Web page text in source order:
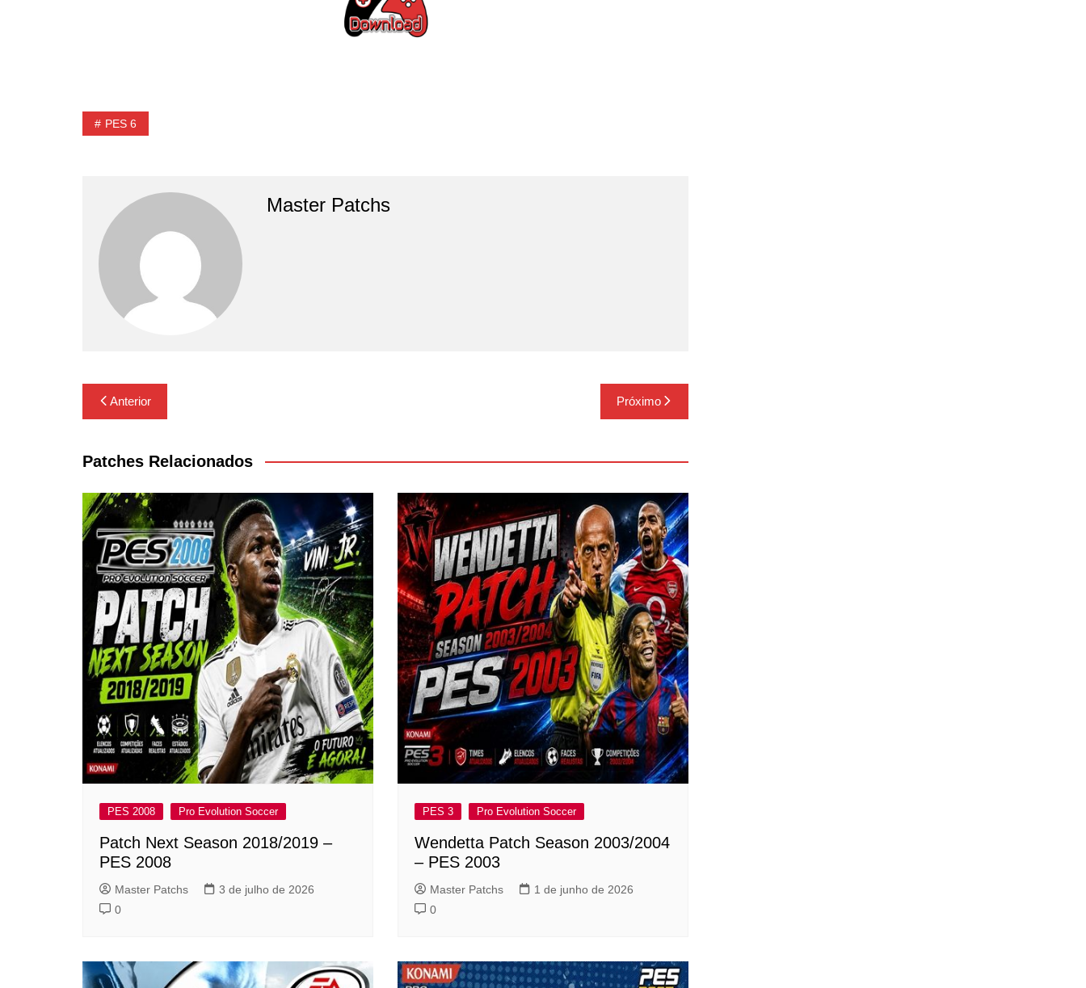
PES 6
Master Patchs
Navegação
de
Post
Anterior Próximo
Patches Relacionados
PES 2008 Pro Evolution Soccer
Patch Next Season 2018/2019 –
PES 2008
Master Patchs
3 de julho de 2026
0
PES 3 Pro Evolution Soccer
Wendetta Patch Season 2003/2004
– PES 2003
Master Patchs
1 de junho de 2026
0